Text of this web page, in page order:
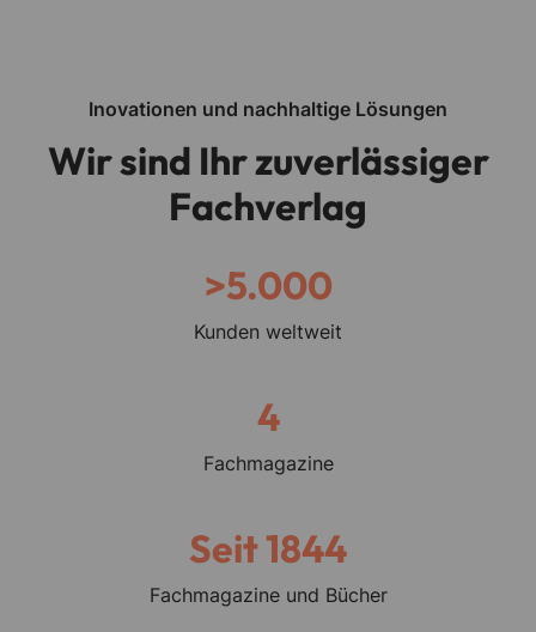
Inovationen und nachhaltige Lösungen
Wir sind Ihr zuverlässiger
Fachverlag
>5.000
Kunden weltweit
4
Fachmagazine
Seit 1844
Fachmagazine und Bücher